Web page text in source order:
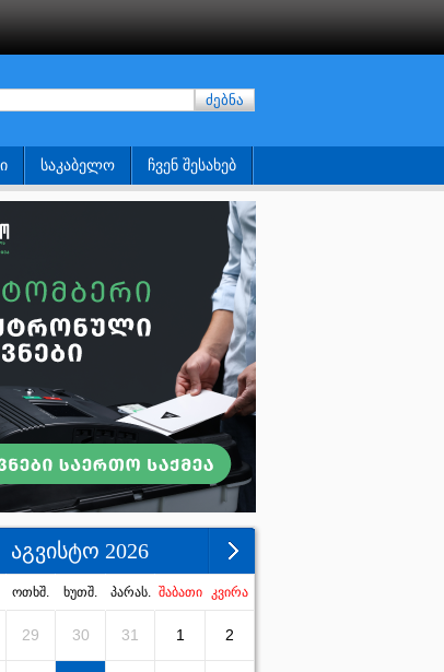
ძებნა
ᲡᲐᲙᲐᲑᲔᲚᲝ ᲩᲕᲔᲜ ᲨᲔᲡᲐᲮᲔᲑ
აგვისტო 2026
ოთხშ. ხუთშ. პარას. შაბათი კვირა
29 30 31 1 2